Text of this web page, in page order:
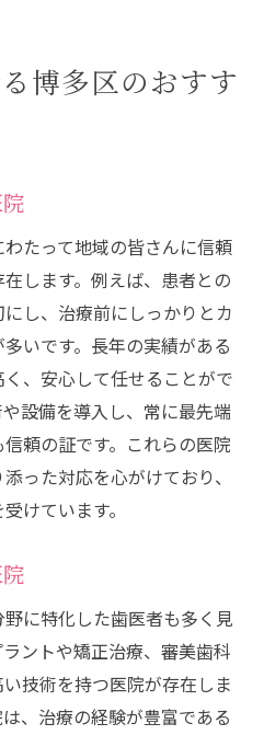
博多区のおすす
たって地域の皆さんに信頼
します。例えば、患者との
し、治療前にしっかりとカ
いです。長年の実績がある
、安心して任せることがで
設備を導入し、常に最先端
頼の証です。これらの医院
った対応を心がけており、
けています。
に特化した歯医者も多く見
ントや矯正治療、審美歯科
技術を持つ医院が存在しま
、治療の経験が豊富である